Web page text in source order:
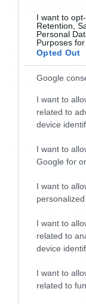
I want to
Retention,
Personal
Purposes
Opted Out
Google
I want to
related to
device
I want to
Google for
I want to
personalized
I want to
related to
device
I want to
related to
System of
More
Αυστραλία